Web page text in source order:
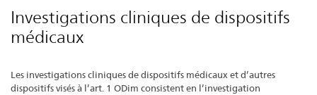
Investigations cliniques de dispositifs
médicaux
Les investigations cliniques de dispositifs médicaux et d’autres
dispositifs visés à l’art. 1 ODim consistent en l’investigation